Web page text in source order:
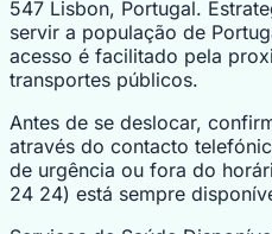
547 Lisbon, Portugal.
servir a população de
acesso é facilitado pela
transportes públicos.
Antes de se deslocar,
através do contacto
de urgência ou fora do
24 24) está sempre